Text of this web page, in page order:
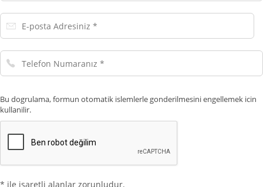
E-
posta
Telefon
Numaranız
Bu dogrulama, formun otomatik islemlerle gonderilmesini engellemek icin
kullanilir.
* ile isaretli alanlar zorunludur.